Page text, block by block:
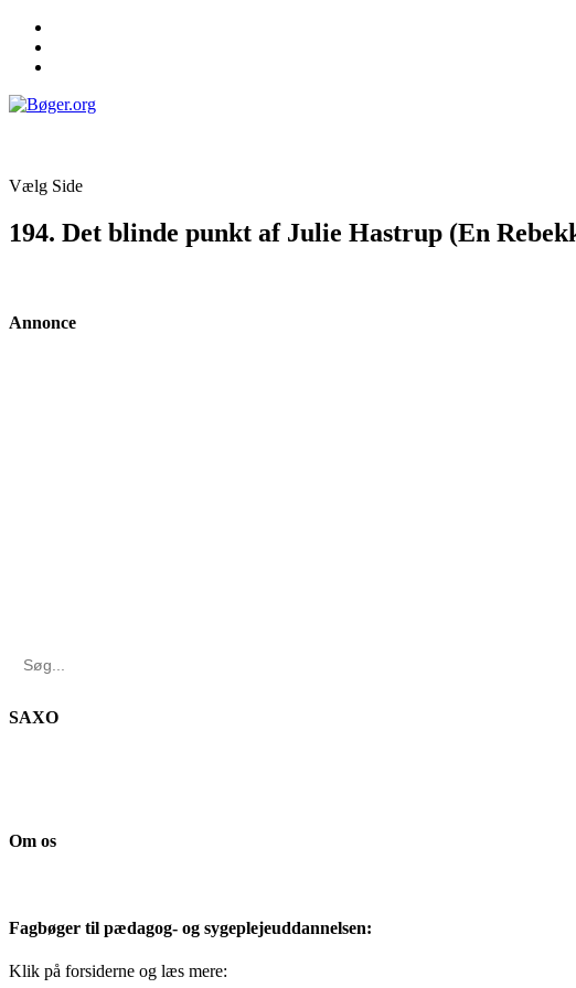
Vælg Side
194. Det blinde punkt af Julie Hastrup (En
Annonce
for:
SAXO
Om os
Fagbøger til pædagog- og sygeplejeuddannelsen:
Klik på forsiderne og læs mere: